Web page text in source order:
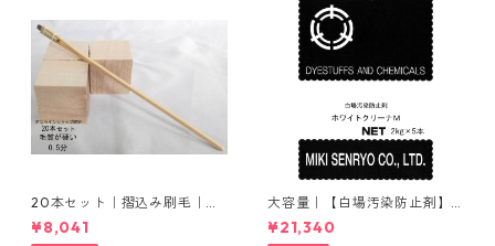
20本セット｜摺込み刷毛｜夏
毛（毛質が硬い）0.5分
¥8,041
大容量｜【白場汚染防止剤】
｜2kg×5本｜ホワイトクリー
ナＭ
¥21,340